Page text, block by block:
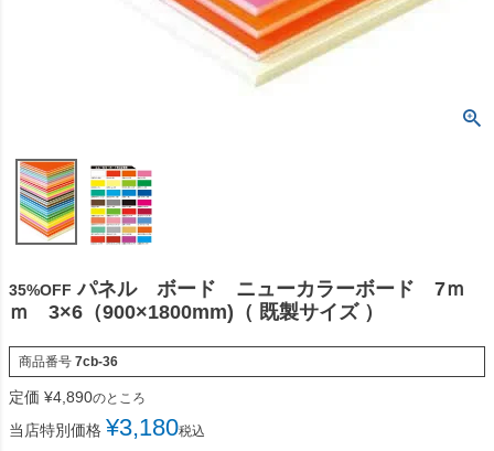
35%OFF パネル ボード ニューカラーボード 7ｍ
ｍ 3×6（900×1800mm)（ 既製サイズ ）
商品番号 7cb-36
定価 ¥4,890のところ
当店特別価格 ¥3,180税込